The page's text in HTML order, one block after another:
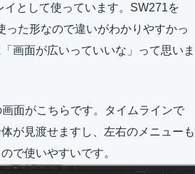
イとして使っています。SW271を
った形なので違いがわかりやすかっ
画面が広いっていいな」って思いま
面がこちらです。タイムラインで
が見渡せますし、左右のメニューも
で使いやすいです。